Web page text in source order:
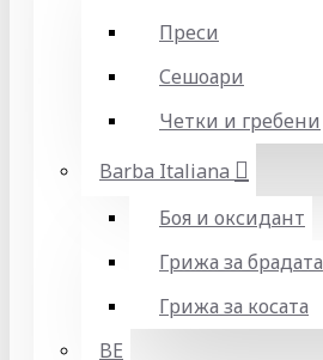
Преси
Сешоари
Четки и гребени
Barba Italiana
Боя и оксидант
Грижа за брадата
Грижа за косата
BE